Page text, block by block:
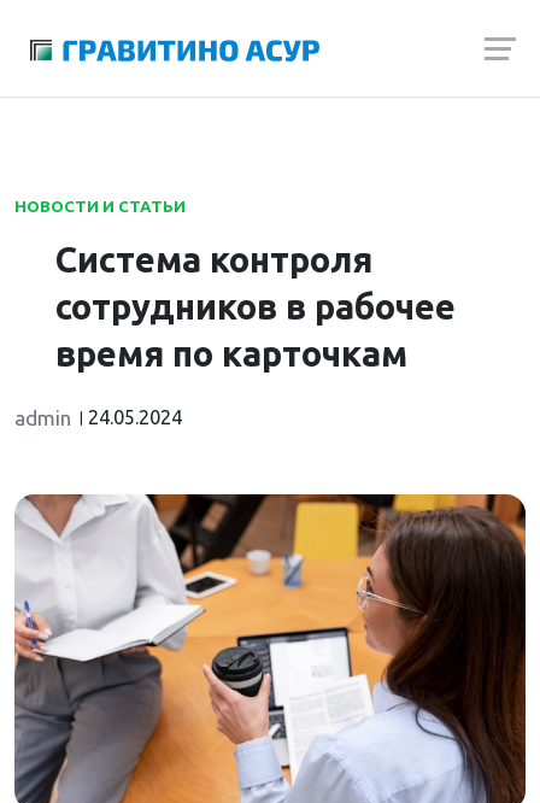
НОВОСТИ И СТАТЬИ
Система контроля
сотрудников в рабочее
время по карточкам
admin 24.05.2024